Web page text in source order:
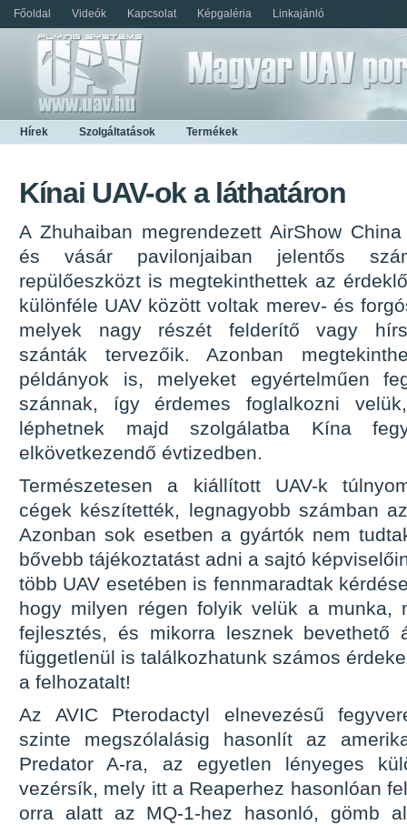
Főoldal Videók Kapcsolat Képgaléria Linkajánló
Hírek Szolgáltatások Termékek
Kínai UAV-ok a láthatáron
A Zhuhaiban megrendezett AirShow
és vásár pavilonjaiban jelentős
repülőeszközt is megtekinthettek az
különféle UAV között voltak merev- és
melyek nagy részét felderítő vagy
szánták tervezőik. Azonban
példányok is, melyeket egyértelműen
szánnak, így érdemes foglalkozni
léphetnek majd szolgálatba Kína
elkövetkezendő évtizedben.
Természetesen a kiállított UAV-k
cégek készítették, legnagyobb számban
Azonban sok esetben a gyártók nem
bővebb tájékoztatást adni a sajtó
több UAV esetében is fennmaradtak
hogy milyen régen folyik velük a munka,
fejlesztés, és mikorra lesznek bevethető
függetlenül is találkozhatunk számos
a felhozatalt!
Az AVIC Pterodactyl elnevezésű
szinte megszólalásig hasonlít az
Predator A-ra, az egyetlen lényeges
vezérsík, mely itt a Reaperhez hasonlóan
orra alatt az MQ-1-hez hasonló, gömb